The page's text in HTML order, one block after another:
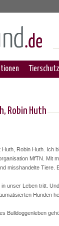
Tierschutz
Robin Huth
Huth, Robin Huth. Ich
MfTN. Mit
misshandelte Tiere.
unser Leben tritt.
Hunden
Bulldoggenleben